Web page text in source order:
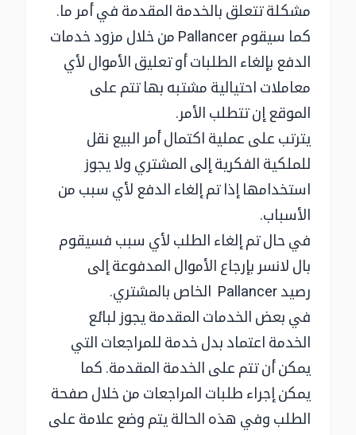
مشكلة تتعلق بالخدمة المقدمة في أمر ما.
كما سيقوم Pallancer من خلال مزود خدمات
الدفع بإلغاء الطلبات أو تعليق الأموال لأي
معاملات احتيالية مشتبه بها تتم على
الموقع إن تتطلب الأمر.
يترتب على عملية اكتمال أمر البيع نقل
للملكية الفكرية إلى المشتري ولا يجوز
استخدامها إذا تم إلغاء الدفع لأي سبب من
الأسباب.
في حال تم إلغاء الطلب لأي سبب فسيقوم
بال لانسر بإرجاع الأموال المدفوعة إلى
رصيد Pallancer الخاص بالمشتري.
في بعض الخدمات المقدمة يجوز لبائع
الخدمة اعتماد بدل خدمة للمراجعات التي
يمكن أن تتم على الخدمة المقدمة. كما
يمكن إجراء طلبات المراجعات من خلال صفحة
الطلب وفي هذه الحالة يتم وضع علامة على